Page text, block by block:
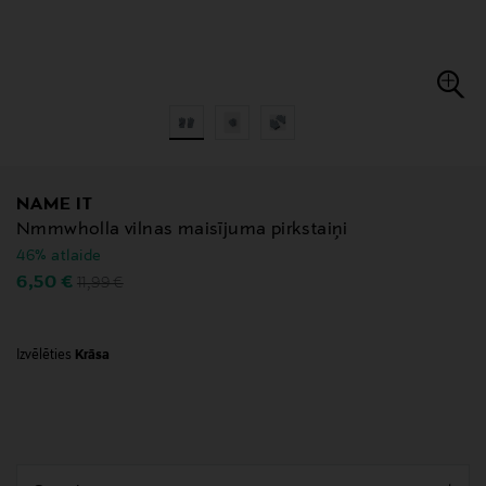
NAME IT
Nmmwholla vilnas maisījuma pirkstaiņi
46% atlaide
Discounted Price
6,50 € Original Price
11,99 €
Izvēlēties Krāsa